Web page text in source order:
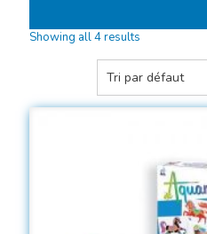
Showing all 4 results